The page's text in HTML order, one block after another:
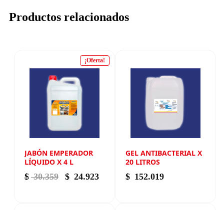
Productos relacionados
¡Oferta!
JABÓN EMPERADOR
LÍQUIDO X 4 L
$ 30.359 El precio original era: $ 30.359.
$ 24.923El precio actual es: $ 24.923.
GEL ANTIBACTERIAL X
20 LITROS
$ 152.019